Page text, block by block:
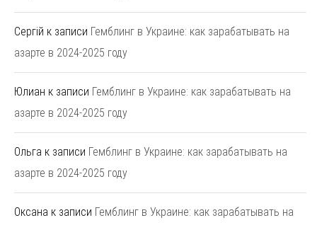
Сергій к записи Гемблинг в Украине: как зарабатывать на
азарте в 2024-2025 году
Юлиан к записи Гемблинг в Украине: как зарабатывать на
азарте в 2024-2025 году
Ольга к записи Гемблинг в Украине: как зарабатывать на
азарте в 2024-2025 году
Оксана к записи Гемблинг в Украине: как зарабатывать на